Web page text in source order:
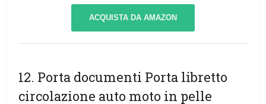
ACQUISTA DA AMAZON
12. Porta documenti Porta libretto
circolazione auto moto in pelle